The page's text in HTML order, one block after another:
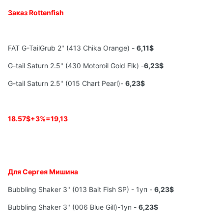
ЗаказRottenfish
FAT G-TailGrub 2" (413 Chika Orange) - 6,11$
G-tail Saturn 2.5" (430 Motoroil Gold Flk) -6,23$
G-tail Saturn 2.5" (015 Chart Pearl)- 6,23$
18.57$+3%=19,13
ДляСергеяМишина
Bubbling Shaker 3" (013 Bait Fish SP) - 1уп - 6,23$
Bubbling Shaker 3" (006 Blue Gill)-1уп - 6,23$